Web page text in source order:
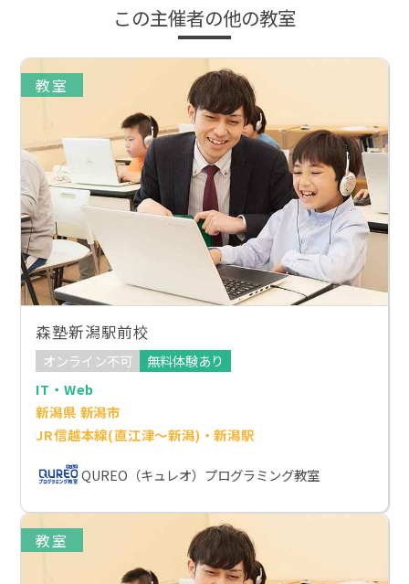
この主催者の他の教室
教室
森塾新潟駅前校
オンライン不可
無料体験あり
IT・Web
新潟県 新潟市
JR信越本線(直江津～新潟)・新潟駅
QUREO（キュレオ）プログラミング教室
教室